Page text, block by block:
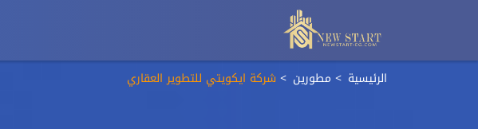
الرئيسية مطورين شركة ايكويتي للتطوير العقاري